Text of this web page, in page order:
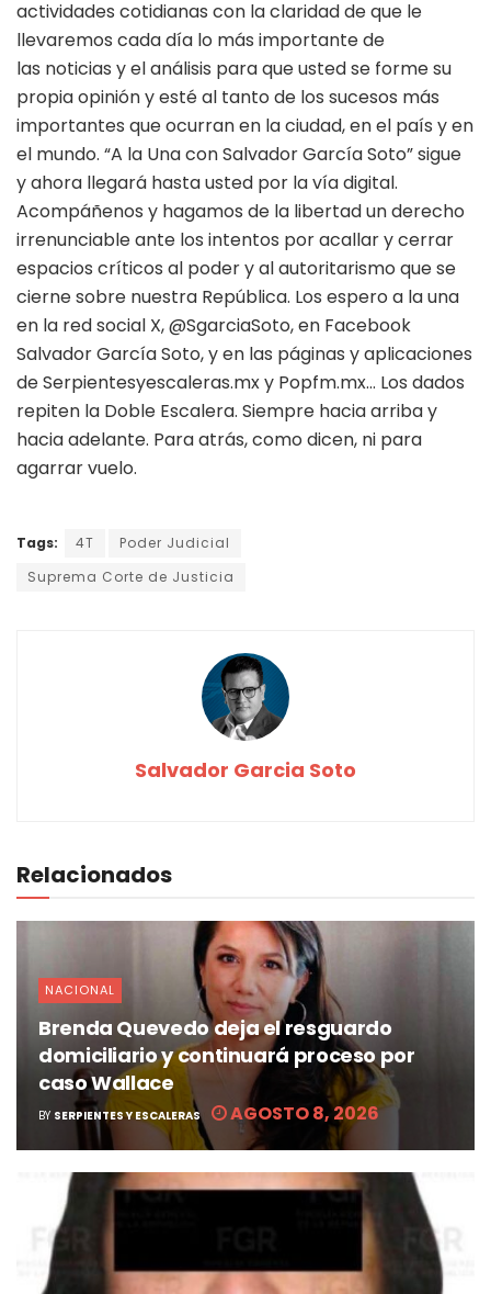
actividades cotidianas con la claridad de que le
llevaremos cada día lo más importante de
las noticias y el análisis para que usted se forme su
propia opinión y esté al tanto de los sucesos más
importantes que ocurran en la ciudad, en el país y en
el mundo. “A la Una con Salvador García Soto” sigue
y ahora llegará hasta usted por la vía digital.
Acompáñenos y hagamos de la libertad un derecho
irrenunciable ante los intentos por acallar y cerrar
espacios críticos al poder y al autoritarismo que se
cierne sobre nuestra República. Los espero a la una
en la red social X, @SgarciaSoto, en Facebook
Salvador García Soto, y en las páginas y aplicaciones
de Serpientesyescaleras.mx y Popfm.mx… Los dados
repiten la Doble Escalera. Siempre hacia arriba y
hacia adelante. Para atrás, como dicen, ni para
agarrar vuelo.
Tags: 4T
Poder Judicial
Suprema Corte de Justicia
Salvador Garcia Soto
Relacionados
NACIONAL
Brenda Quevedo deja el resguardo
domiciliario y continuará proceso por
caso Wallace
BY SERPIENTES Y ESCALERAS AGOSTO 8, 2026